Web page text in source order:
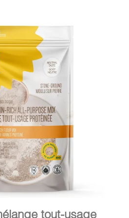
PANIER / DÉTAILS
tout-usage